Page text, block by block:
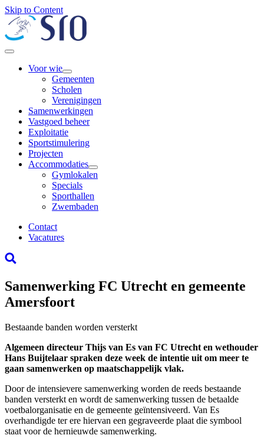
Skip to Content
Voor wie
Gemeenten
Scholen
Verenigingen
Samenwerkingen
Vastgoed beheer
Exploitatie
Sportstimulering
Projecten
Accommodaties
Gymlokalen
Specials
Sporthallen
Zwembaden
Contact
Vacatures
Samenwerking FC Utrecht en gemeente
Amersfoort
Bestaande banden worden versterkt
Algemeen directeur Thijs van Es van FC Utrecht en wethouder
Hans Buijtelaar spraken deze week de intentie uit om meer te
gaan samenwerken op maatschappelijk vlak.
Door de intensievere samenwerking worden de reeds bestaande
banden versterkt en wordt de samenwerking tussen de betaalde
voetbalorganisatie en de gemeente geïntensiveerd. Van Es
overhandigde ter ere hiervan een gegraveerde plaat die symbool
staat voor de hernieuwde samenwerking.